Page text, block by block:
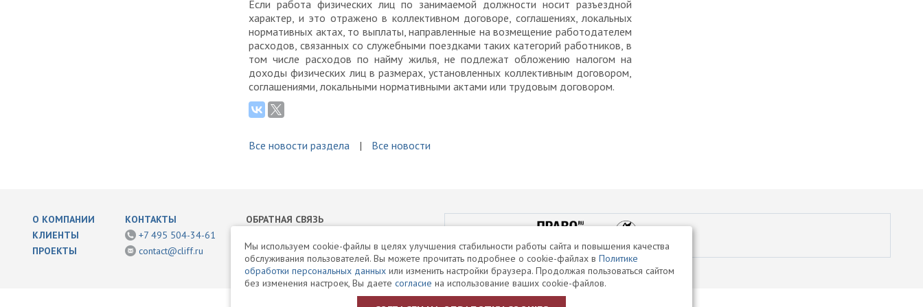
Если работа физических лиц по занимаемой должности носит разъездной
характер, и это отражено в коллективном договоре, соглашениях, локальных
нормативных актах, то выплаты, направленные на возмещение работодателем
расходов, связанных со служебными поездками таких категорий работников, в
том числе расходов по найму жилья, не подлежат обложению налогом на
доходы физических лиц в размерах, установленных коллективным договором,
соглашениями, локальными нормативными актами или трудовым договором.
Все новости раздела Все новости
О КОМПАНИИ
КЛИЕНТЫ
ПРОЕКТЫ
КОНТАКТЫ
+7 495 504-34-61
contact@cliff.ru
ОБРАТНАЯ СВЯЗЬ
Раскрытие информации ПВО
Мы используем cookie-файлы в целях улучшения стабильности работы сайта и повышения качества
обслуживания пользователей. Вы можете прочитать подробнее о cookie-файлах в Политике
обработки персональных данных или изменить настройки браузера. Продолжая пользоваться сайтом
без изменения настроек, Вы даете согласие на использование ваших cookie-файлов.